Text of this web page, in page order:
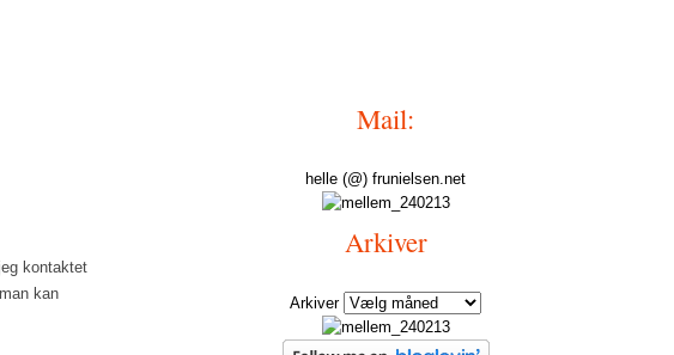
kontaktet
kan
Mail:
helle (@) frunielsen.net
Arkiver
Arkiver